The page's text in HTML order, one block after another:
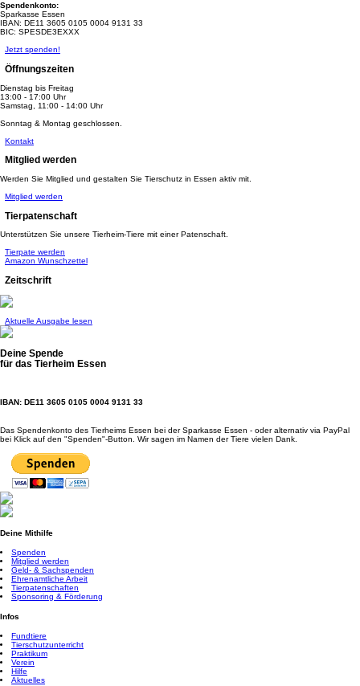
Spendenkonto:
Sparkasse Essen
IBAN: DE11 3605 0105 0004 9131 33
BIC: SPESDE3EXXX
Jetzt spenden!
Öffnungszeiten
Dienstag bis Freitag
13:00 - 17:00 Uhr
Samstag, 11:00 - 14:00 Uhr
Sonntag & Montag geschlossen.
Kontakt
Mitglied werden
Werden Sie Mitglied und gestalten Sie Tierschutz in Essen aktiv mit.
Mitglied werden
Tierpatenschaft
Unterstützen Sie unsere Tierheim-Tiere mit einer Patenschaft.
Tierpate werden
Amazon Wunschzettel
Zeitschrift
Aktuelle Ausgabe lesen
Deine Spende
für das Tierheim Essen
IBAN: DE11 3605 0105 0004 9131 33
Das Spendenkonto des Tierheims Essen bei der Sparkasse Essen - oder alternativ via PayPal
bei Klick auf den "Spenden"-Button. Wir sagen im Namen der Tiere vielen Dank.
Deine Mithilfe
Spenden
Mitglied werden
Geld- & Sachspenden
Ehrenamtliche Arbeit
Tierpatenschaften
Sponsoring & Förderung
Infos
Fundtiere
Tierschutzunterricht
Praktikum
Verein
Hilfe
Aktuelles